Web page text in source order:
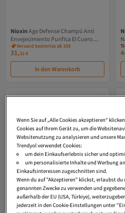
Nioxin Age Defense Champú Anti
Envejecimiento Purifica El Cuero
Cabelludo Con Niacinamida 240 ml
Versand kostenlos ab 35€
31,32€
In den Warenkorb
Wenn Sie auf „Alle Cookies akzeptieren“
Cookies auf Ihrem Gerät zu, um die
Websitenutzung zu analysieren und unsere
Trendyol verwendet Cookies:
um dein Einkaufserlebnis sicher und
um personalisierte Inhalte und Werbung
Einkaufsinteressen zugeschnitten sind.
Wenn du auf "Akzeptieren" klickst, erlaubst du
genannten Zwecke zu verwenden und
außerhalb der EU (USA, Türkiye),
jederzeit in den Cookie-Einstellungen unter